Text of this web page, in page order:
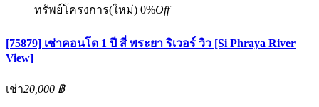
ทรัพย์โครงการ(ใหม่) 0%Off
[75879] เช่าคอนโด 1 ปี สี่ พระยา ริเวอร์ วิว [Si Phraya River
View]
เช่า20,000 ฿